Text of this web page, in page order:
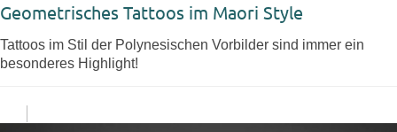
Geometrisches Tattoos im Maori Style
Tattoos im Stil der Polynesischen Vorbilder sind immer ein
besonderes Highlight!